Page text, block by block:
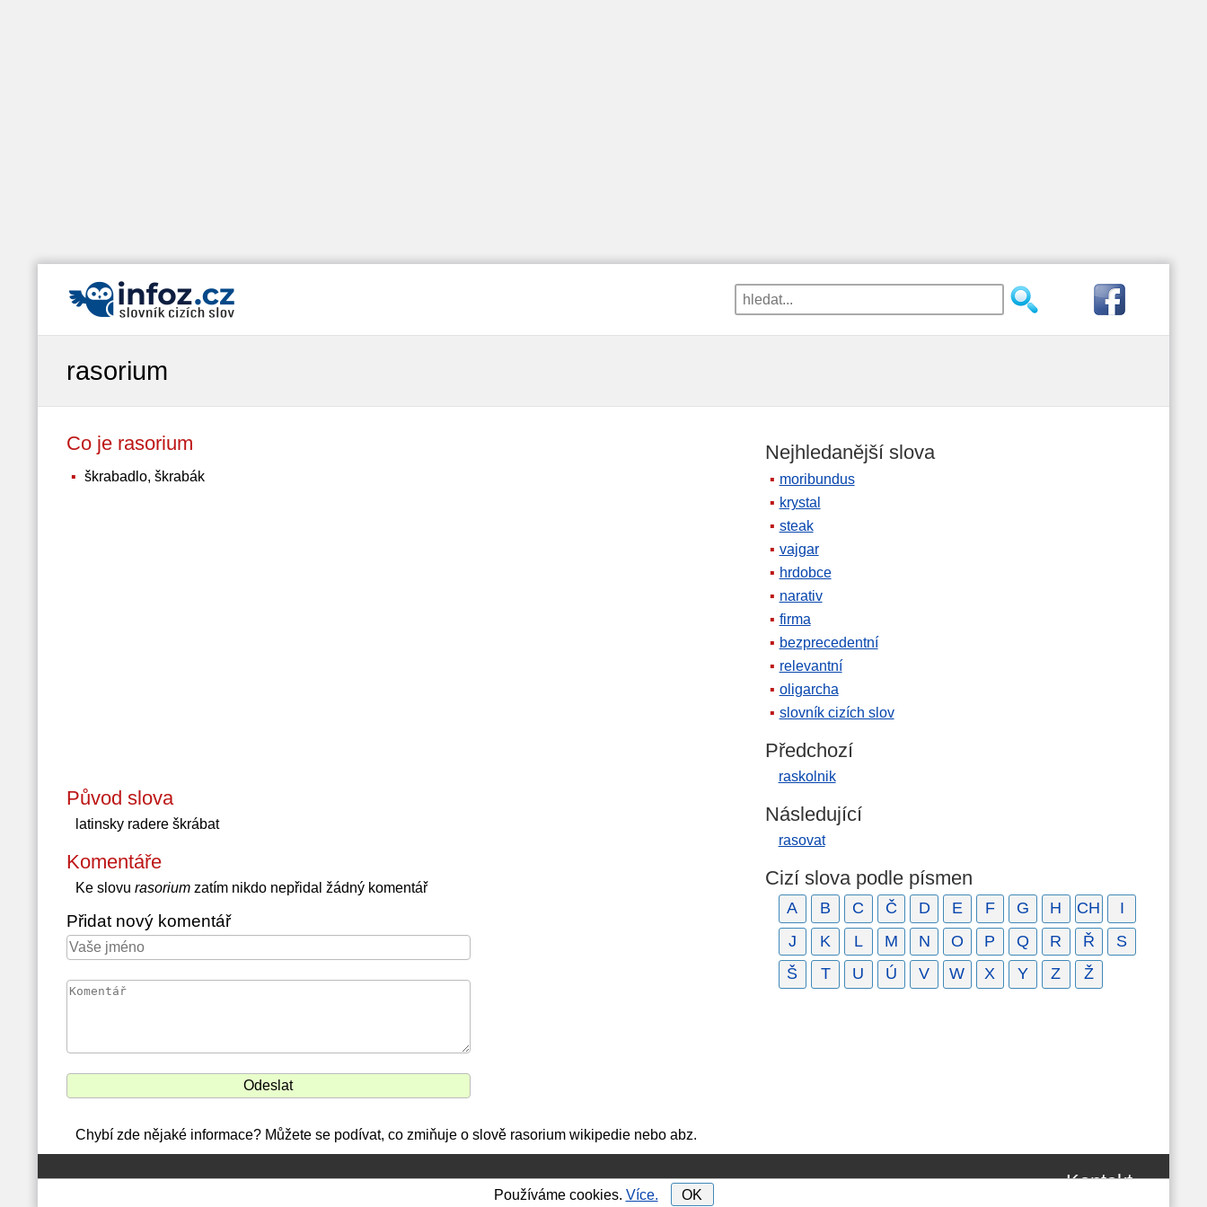
rasorium
Co je rasorium
škrabadlo, škrabák
Původ slova
latinsky radere škrábat
Komentáře
Ke slovu rasoriumzatím nikdo nepřidal žádný komentář
Přidat nový komentář
Chybí zde nějaké informace? Můžete se podívat, co zmiňuje o slově rasorium wikipedie nebo abz.
Nejhledanější slova
moribundus
krystal
steak
vajgar
hrdobce
narativ
firma
bezprecedentní
relevantní
oligarcha
slovník cizích slov
Předchozí
raskolnik
Následující
rasovat
Cizí slova podle písmen
A B C Č D E F G H CH
I
J
K L M N O P Q R Ř
S
Š
T U Ú V W X Y Z Ž
Kontakt
Používáme cookies. Více. OK